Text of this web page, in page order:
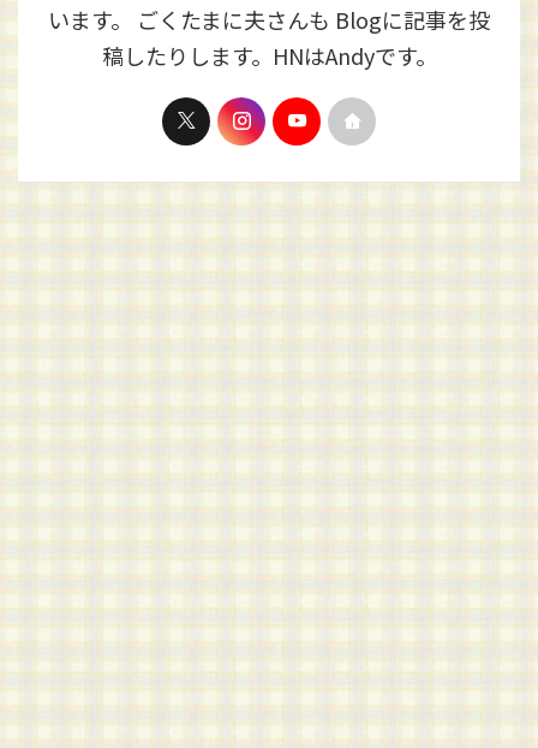
います。 ごくたまに夫さんも Blogに記事を投
稿したりします。HNはAndyです。